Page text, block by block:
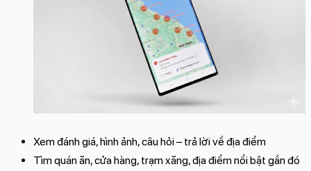
Xem đánh giá, hình ảnh, câu hỏi – trả lời về địa điểm
Tìm quán ăn, cửa hàng, trạm xăng, địa điểm nổi bật gần đó